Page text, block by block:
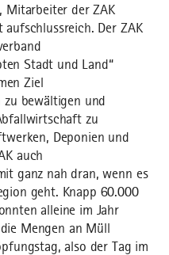
Mitarbeiter der ZAK
Der ZAK
Stadt und Land“
Ziel
bewältigen und
zu
Deponien und
auch
ganz nah dran, wenn es
geht. Knapp 60.000
alleine im Jahr
Mengen an Müll
also der Tag im